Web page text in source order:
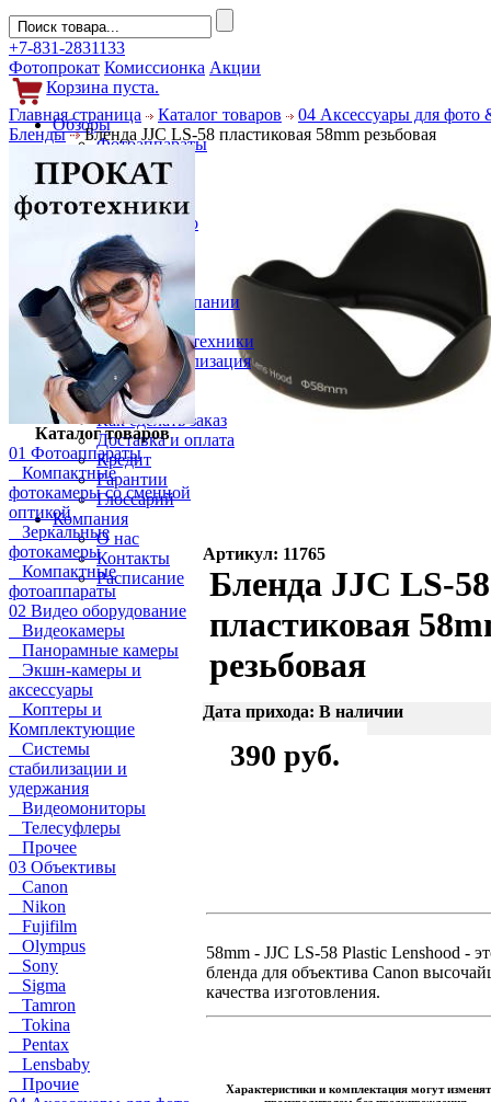
+7-831-2831133
Фотопрокат Комиссионка Акции
Корзина пуста.
Обзоры
Фотоаппараты
Объективы
Фильтры
Новости
Фото и видео
Гаджеты
Аксессуары
Слухи
Новости компании
Услуги
Прокат фототехники
Выкуп и реализация
Покупателям
Акции
Как сделать заказ
Доставка и оплата
Кредит
Гарантии
Глоссарий
Компания
О нас
Контакты
Расписание
Главная страница Каталог товаров
04 Аксессуары для фото
Бленды
Бленда JJC LS-58 пластиковая 58mm резьбовая
Каталог товаров
01 Фотоаппараты
Компактные
фотокамеры со сменной
оптикой
Зеркальные
фотокамеры
Компактные
фотоаппараты
02 Видео оборудование
Видеокамеры
Панорамные камеры
Экшн-камеры и
аксессуары
Коптеры и
Комплектующие
Системы
стабилизации и
удержания
Видеомониторы
Телесуфлеры
Прочее
03 Объективы
Canon
Nikon
Fujifilm
Olympus
Sony
Sigma
Tamron
Tokina
Pentax
Lensbaby
Прочие
Артикул: 11765
Бленда JJC LS-58
пластиковая
резьбовая
Дата прихода: В наличии
390 руб.
58mm - JJC LS-58 Plastic Lenshood -
бленда для объектива Canon
качества изготовления.
Характеристики и комплектация могут